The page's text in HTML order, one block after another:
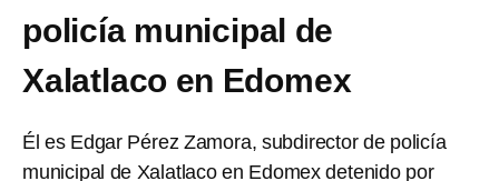
policía municipal de
Xalatlaco en Edomex
Él es Edgar Pérez Zamora, subdirector de policía
municipal de Xalatlaco en Edomex detenido por